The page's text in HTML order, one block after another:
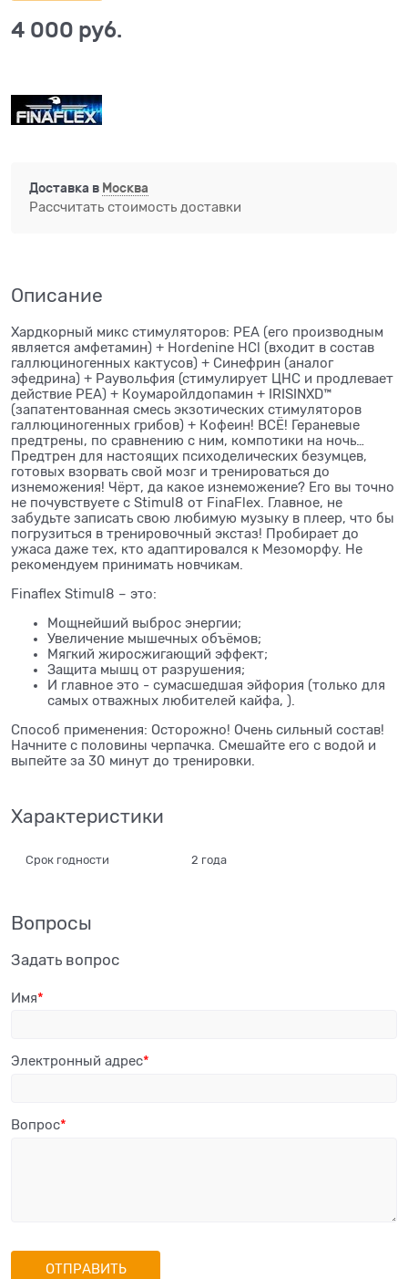
4 000 руб.
Доставка в Москва
Рассчитать стоимость доставки
Описание
Хардкорный микс стимуляторов: PEA (его производным
является амфетамин) + Hordenine HCl (входит в состав
галлюциногенных кактусов) + Синефрин (аналог
эфедрина) + Раувольфия (стимулирует ЦНС и продлевает
действие PEA) + Коумаройлдопамин + IRISINXD™
(запатентованная смесь экзотических стимуляторов
галлюциногенных грибов) + Кофеин! ВСЁ! Гераневые
предтрены, по сравнению с ним, компотики на ночь…
Предтрен для настоящих психоделических безумцев,
готовых взорвать свой мозг и тренироваться до
изнеможения! Чёрт, да какое изнеможение? Его вы точно
не почувствуете с Stimul8 от FinaFlex. Главное, не
забудьте записать свою любимую музыку в плеер, что бы
погрузиться в тренировочный экстаз! Пробирает до
ужаса даже тех, кто адаптировался к Мезоморфу. Не
рекомендуем принимать новчикам.
Finaflex Stimul8 – это:
Мощнейший выброс энергии;
Увеличение мышечных объёмов;
Мягкий жиросжигающий эффект;
Защита мышц от разрушения;
И главное это - сумасшедшая эйфория (только для
самых отважных любителей кайфа, ).
Способ применения: Осторожно! Очень сильный состав!
Начните с половины черпачка. Смешайте его с водой и
выпейте за 30 минут до тренировки.
Характеристики
Срок годности 2 года
Вопросы
Задать вопрос
Имя
Электронный адрес
Вопрос